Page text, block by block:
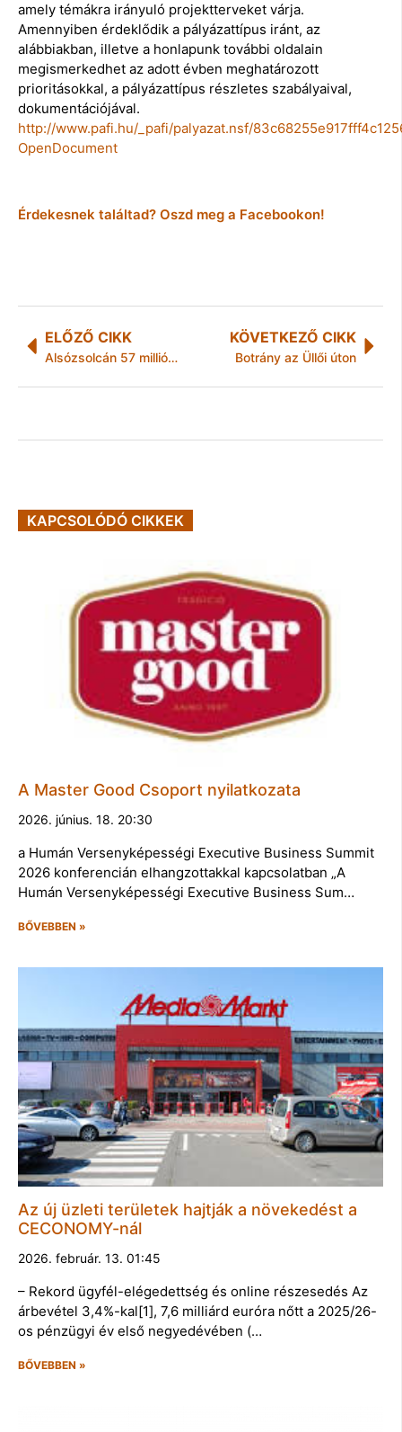
amely témákra irányuló projektterveket várja.
Amennyiben érdeklődik a pályázattípus iránt, az
alábbiakban, illetve a honlapunk további oldalain
megismerkedhet az adott évben meghatározott
prioritásokkal, a pályázattípus részletes szabályaival,
dokumentációjával.
http://www.pafi.hu/_pafi/palyazat.nsf/
OpenDocument
Érdekesnek találtad? Oszd meg a Facebookon!
ELŐZŐ CIKK
Alsózsolcán 57 millióból újul meg a gyermekjóléti szolgálat
KÖVETKEZŐ CIKK
Botrány az Üllői úton
KAPCSOLÓDÓ CIKKEK
A Master Good Csoport nyilatkozata
2026. június. 18. 20:30
a Humán Versenyképességi Executive Business Summit
2026 konferencián elhangzottakkal kapcsolatban „A
Humán Versenyképességi Executive Business Sum…
BŐVEBBEN »
Az új üzleti területek hajtják a növekedést a
CECONOMY-nál
2026. február. 13. 01:45
– Rekord ügyfél-elégedettség és online részesedés Az
árbevétel 3,4%-kal[1], 7,6 milliárd euróra nőtt a 2025/26-
os pénzügyi év első negyedévében (…
BŐVEBBEN »